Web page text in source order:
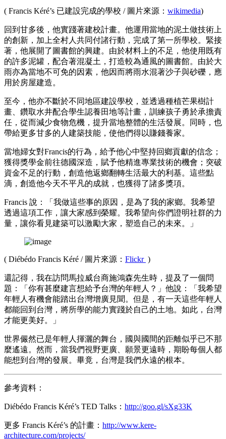
( Francis Kéré’s 已建設完成的學校 / 圖片來源： wikimedia)
回到甘多後，他實踐著建校計畫。他運用當地的泥土做技術上
的創新，加上全村人共同付諸行動，完成了第一所學校。緊接
著，他展開了圖書館的興建。由於材料上的不足，他使用既有
的許多泥罐，配合著混凝土，打造較為通風的圖書館。由於大
雨亦為當地不可免的因素，他因而將雨水混著沙子與砂礫，應
用於房屋建造。
至今，他亦不斷於不同地區建設學校，並透過種植芒果樹計
畫、鑽取水井配合學生認養田地等計畫，訓練孩子勇於承擔責
任，從而減少食物危機，提升當地整體的生活發展。同時，也
帶給更多甘多的人建築技能，使他們得以賺錢養家。
當地婦女對Francis的行為，給予他心中堅持回鄉貢獻的信念；
獲得獎學金前往德國深造，賦予他精進專業技術的機會；突破
資金不足的行動，創造他返鄉翻轉生活最大的利基。這些點
滴，創造他今天不平凡的成就，也獲得了諸多獎項。
Francis 說：「我做這些事的原因，是為了我的家鄉。我希望
透過這項工作，讓大家感到榮耀。我希望向你們證明社群的力
量，讓你看見建築可以激勵大家，塑造自己的未來。」
( Diébédo Francis Kéré / 圖片來源： Flickr )
還記得，我在訪問馬拉威台商施鴻森先生時，提及了一個問
題：「你有甚麼建言想給予台灣的年輕人？」他說：「我希望
年輕人有機會能踏出台灣增廣見聞。但是，有一天這些年輕人
都能回到台灣，將所學的能力實踐於自己的土地。如此，台灣
才能更美好。」
世界儼然已是年輕人揮灑的舞台，國與國間的距離似乎已不那
麼遙遠。然而，當我們視野更廣、願景更遠時，期盼每個人都
能想到台灣的發展。畢竟，台灣是我們永遠的根本。
參考資料：
Diébédo Francis Kéré’s TED Talks： http://goo.gl/sXg33K
更多 Francis Kéré’s 的計畫： http://www.kere-
architecture.com/projects/